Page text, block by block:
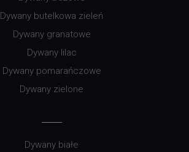
Dywany butelkowa zieleń
Dywany granatowe
Dywany lilac
Dywany pomarańczowe
Dywany zielone
Dywany białe